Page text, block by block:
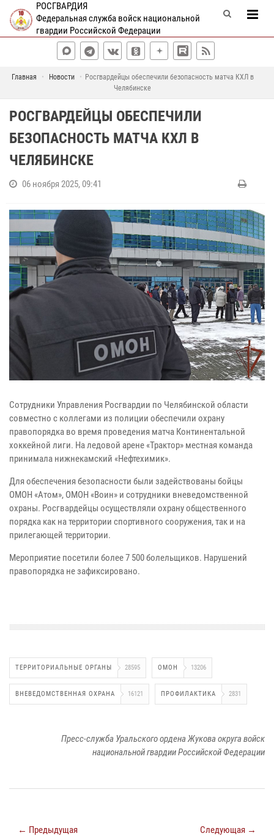
РОСГВАРДИЯ
Федеральная служба войск национальной
гвардии Российской Федерации
Главная Новости
Росгвардейцы обеспечили безопасность матча КХЛ в
Челябинске
РОСГВАРДЕЙЦЫ ОБЕСПЕЧИЛИ
БЕЗОПАСНОСТЬ МАТЧА КХЛ В
ЧЕЛЯБИНСКЕ
06 ноября 2025, 09:41
Сотрудники Управления Росгвардии по Челябинской области
совместно с коллегами из полиции обеспечили охрану
правопорядка во время проведения матча Континентальной
хоккейной лиги. На ледовой арене «Трактор» местная команда
принимала нижнекамский «Нефтехимик».
Для обеспечения безопасности были задействованы бойцы
ОМОН «Атом», ОМОН «Воин» и сотрудники вневедомственной
охраны. Росгвардейцы осуществляли охрану общественного
порядка как на территории спортивного сооружения, так и на
прилегающей территории.
Мероприятие посетили более 7 500 болельщиков. Нарушений
правопорядка не зафиксировано.
ТЕРРИТОРИАЛЬНЫЕ ОРГАНЫ 28595 ОМОН 13206
ВНЕВЕДОМСТВЕННАЯ ОХРАНА 16121 ПРОФИЛАКТИКА 2831
Пресс-служба Уральского ордена Жукова округа войск
национальной гвардии Российской Федерации
← Предыдущая Следующая →